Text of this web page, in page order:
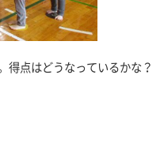
得点はどうなっているかな？